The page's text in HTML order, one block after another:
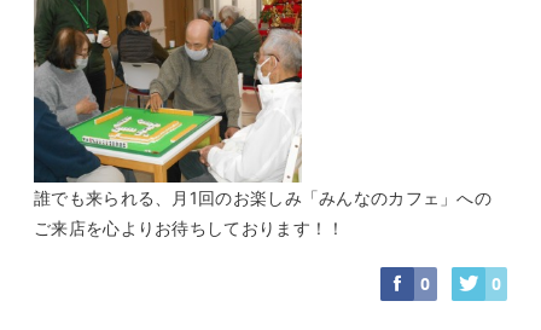
誰でも来られる、月1回のお楽しみ「みんなのカフェ」への
ご来店を心よりお待ちしております！！
0 0